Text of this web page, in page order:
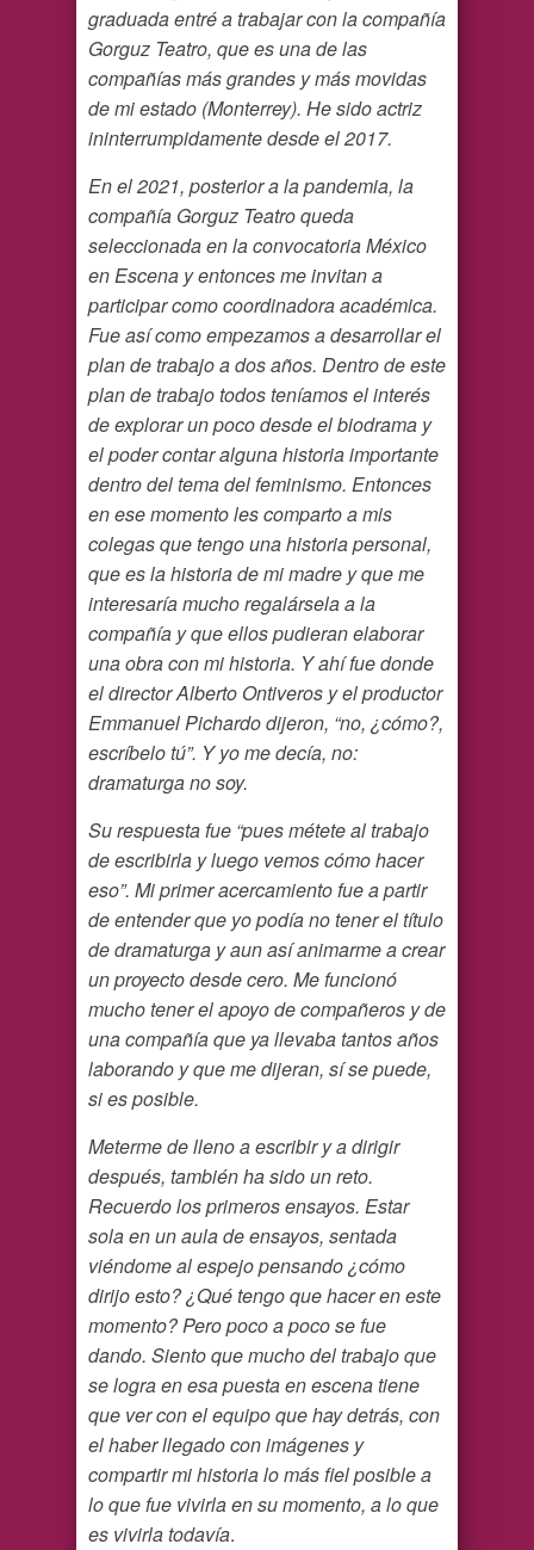
graduada entré a trabajar con la compañía
Gorguz Teatro, que es una de las
compañías más grandes y más movidas
de mi estado (Monterrey). He sido actriz
ininterrumpidamente desde el 2017.
En el 2021, posterior a la pandemia, la
compañía Gorguz Teatro queda
seleccionada en la convocatoria México
en Escena y entonces me invitan a
participar como coordinadora académica.
Fue así como empezamos a desarrollar el
plan de trabajo a dos años. Dentro de este
plan de trabajo todos teníamos el interés
de explorar un poco desde el biodrama y
el poder contar alguna historia importante
dentro del tema del feminismo. Entonces
en ese momento les comparto a mis
colegas que tengo una historia personal,
que es la historia de mi madre y que me
interesaría mucho regalársela a la
compañía y que ellos pudieran elaborar
una obra con mi historia. Y ahí fue donde
el director Alberto Ontiveros y el productor
Emmanuel Pichardo dijeron, “no, ¿cómo?,
escríbelo tú”. Y yo me decía, no:
dramaturga no soy.
Su respuesta fue “pues métete al trabajo
de escribirla y luego vemos cómo hacer
eso”. Mi primer acercamiento fue a partir
de entender que yo podía no tener el título
de dramaturga y aun así animarme a crear
un proyecto desde cero. Me funcionó
mucho tener el apoyo de compañeros y de
una compañía que ya llevaba tantos años
laborando y que me dijeran, sí se puede,
si es posible.
Meterme de lleno a escribir y a dirigir
después, también ha sido un reto.
Recuerdo los primeros ensayos. Estar
sola en un aula de ensayos, sentada
viéndome al espejo pensando ¿cómo
dirijo esto? ¿Qué tengo que hacer en este
momento? Pero poco a poco se fue
dando. Siento que mucho del trabajo que
se logra en esa puesta en escena tiene
que ver con el equipo que hay detrás, con
el haber llegado con imágenes y
compartir mi historia lo más fiel posible a
lo que fue vivirla en su momento, a lo que
es vivirla todavía.